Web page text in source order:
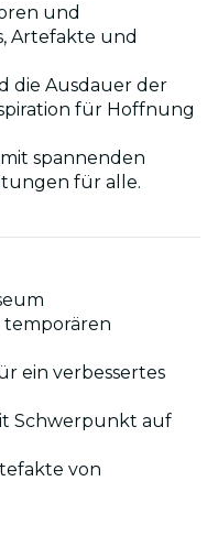
und
Artefakte und
die Ausdauer der
für Hoffnung
spannenden
für alle.
ein verbessertes
Schwerpunkt auf
von